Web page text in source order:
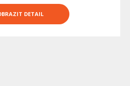
DETAIL